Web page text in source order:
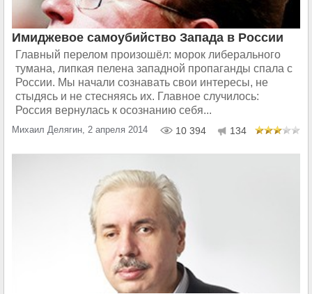
Имиджевое самоубийство Запада в России
Главный перелом произошёл: морок либерального
тумана, липкая пелена западной пропаганды спала с
России. Мы начали сознавать свои интересы, не
стыдясь и не стесняясь их. Главное случилось:
Россия вернулась к осознанию себя...
Михаил Делягин, 2 апреля 2014 10 394 134